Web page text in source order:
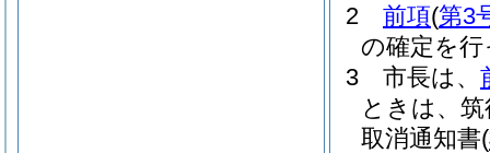
2
前項(第3
の確定を
3
市長は、
ときは、
取消通知書(